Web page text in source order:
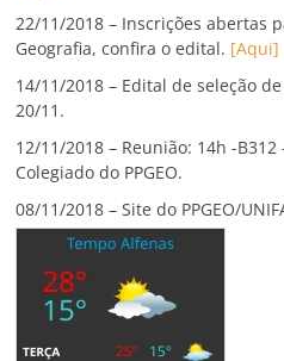
22/11/2018 – Inscrições abertas
Geografia, confira o edital. [Aqui]
14/11/2018 – Edital de seleção
20/11.
12/11/2018 – Reunião: 14h -
Colegiado do PPGEO.
08/11/2018 – Site do PPGEO/